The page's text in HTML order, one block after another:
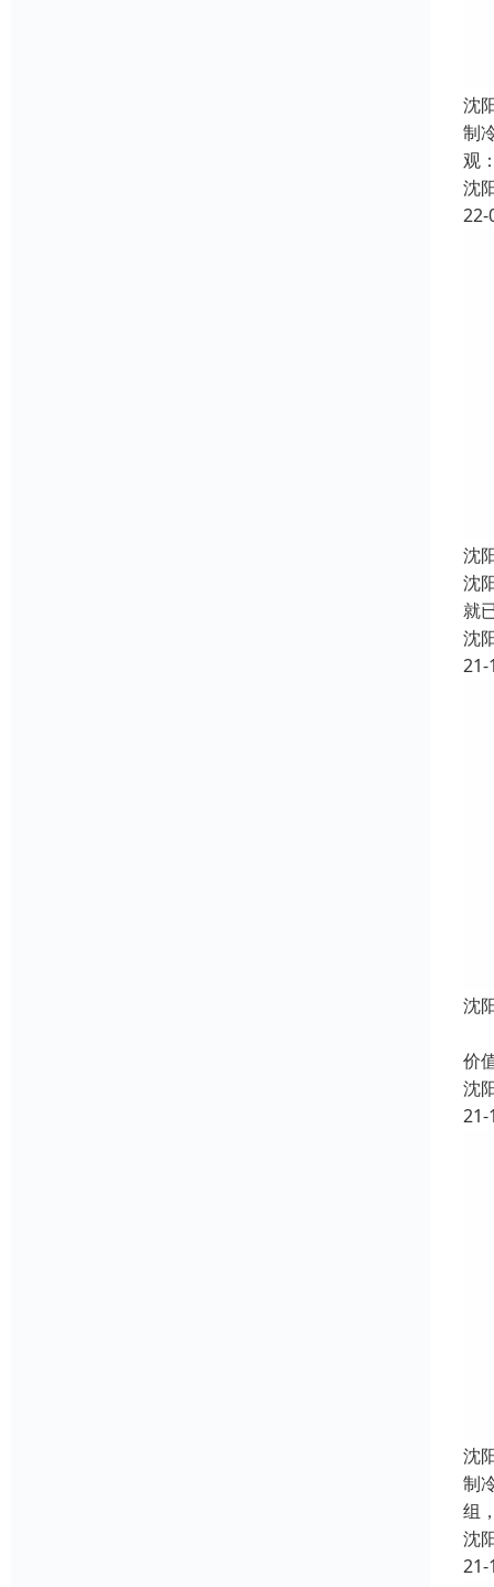
沈
制
观
沈
22-
沈
沈
就
沈
21-
沈
价
沈
21-
沈
制
组
沈
21-